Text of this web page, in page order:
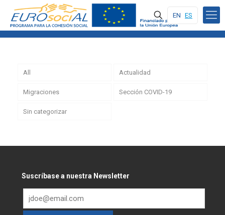
EN ES
All Actualidad
Migraciones Sección COVID-19
Sin categorizar
Suscríbase a nuestra Newsletter